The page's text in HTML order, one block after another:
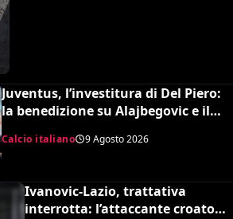
Juventus, l’investitura di Del Piero:
la benedizione su Alajbegovic e il
fattore Spalletti per il ritorno in alto
Calcio italiano 9 Agosto 2026
Ivanovic-Lazio, trattativa
interrotta: l’attaccante croato